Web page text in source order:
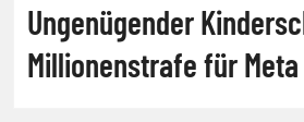
Ungenügender
Millionenstrafe für Meta